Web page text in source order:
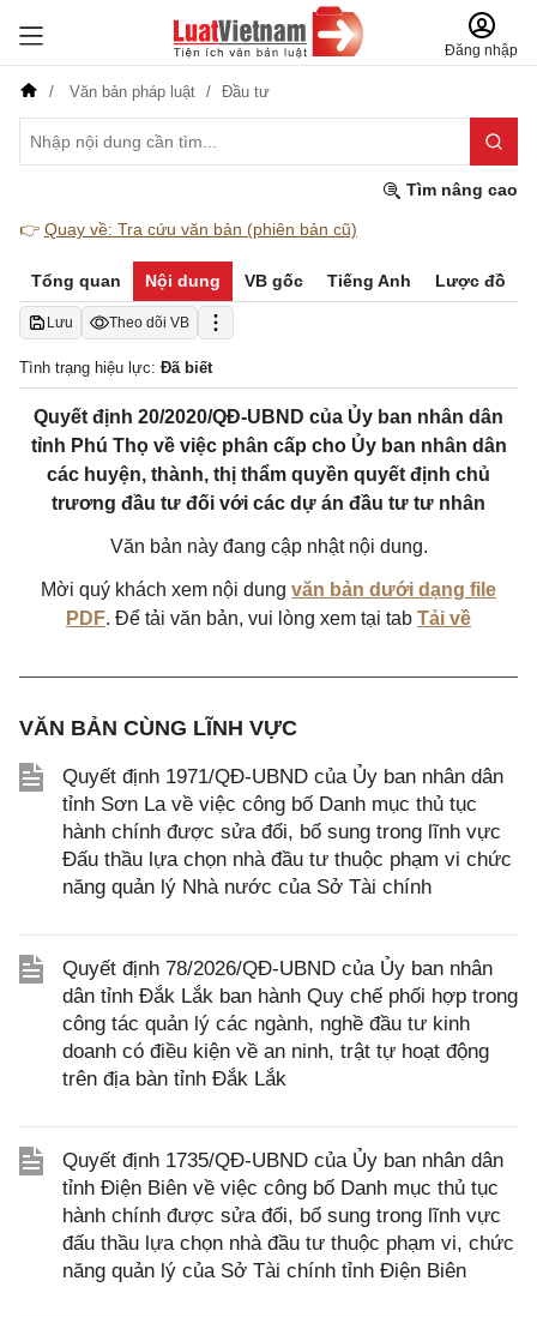
Đăng nhập
Văn bản pháp luật Đầu tư
Tìm nâng cao
👉 Quay về: Tra cứu văn bản (phiên bản cũ)
Tổng quan Nội dung VB gốc Tiếng Anh Lược đồ
Lưu Theo dõi VB
Tình trạng hiệu lực: Đã biết
Quyết định 20/2020/QĐ-UBND của Ủy ban nhân dân
tỉnh Phú Thọ về việc phân cấp cho Ủy ban nhân dân
các huyện, thành, thị thẩm quyền quyết định chủ
trương đầu tư đối với các dự án đầu tư tư nhân
Văn bản này đang cập nhật nội dung.
Mời quý khách xem nội dung văn bản dưới dạng file
PDF. Để tải văn bản, vui lòng xem tại tab Tải về
VĂN BẢN CÙNG LĨNH VỰC
Quyết định 1971/QĐ-UBND của Ủy ban nhân dân
tỉnh Sơn La về việc công bố Danh mục thủ tục
hành chính được sửa đổi, bổ sung trong lĩnh vực
Đấu thầu lựa chọn nhà đầu tư thuộc phạm vi chức
năng quản lý Nhà nước của Sở Tài chính
Quyết định 78/2026/QĐ-UBND của Ủy ban nhân
dân tỉnh Đắk Lắk ban hành Quy chế phối hợp trong
công tác quản lý các ngành, nghề đầu tư kinh
doanh có điều kiện về an ninh, trật tự hoạt động
trên địa bàn tỉnh Đắk Lắk
Quyết định 1735/QĐ-UBND của Ủy ban nhân dân
tỉnh Điện Biên về việc công bố Danh mục thủ tục
hành chính được sửa đổi, bổ sung trong lĩnh vực
đấu thầu lựa chọn nhà đầu tư thuộc phạm vi, chức
năng quản lý của Sở Tài chính tỉnh Điện Biên